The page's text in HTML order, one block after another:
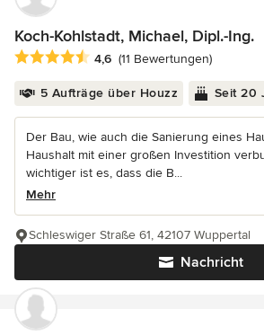
Koch-Kohlstadt, Michael, Dipl.-Ing.
Durchschnittliche Bewertung: 4.6 von 5
4,6 (11 Bewertungen)
5 Aufträge über Houzz Seit 20
Der Bau, wie auch die Sanierung eines
Haushalt mit einer großen Investition
wichtiger ist es, dass die B...
Mehr
Nachricht
Schleswiger Straße 61, 42107 Wuppertal